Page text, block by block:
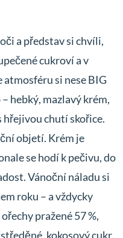
a představ si chvíli,
cukroví a v
atmosféru si nese BIG
hebký, mazlavý krém,
chutí skořice.
objetí. Krém je
se hodí k pečivu, do
Vánoční náladu si
roku – a vždycky
pražené 57 %,
kokosový cukr,